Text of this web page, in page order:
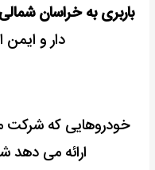
باربری به خراسان
دار و ایمن
خودروهایی که شرکت
ارائه می دهد